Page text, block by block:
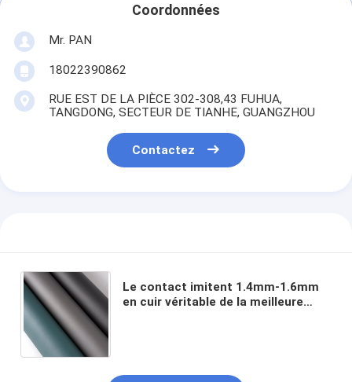
Coordonnées
Mr. PAN
18022390862
RUE EST DE LA PIÈCE 302-308,43 FUHUA,
TANGDONG, SECTEUR DE TIANHE, GUANGZHOU
Contactez
Le contact imitent 1.4mm-1.6mm
en cuir véritable de la meilleure